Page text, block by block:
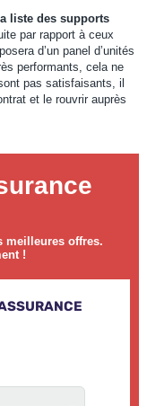
la liste des supports
par rapport à ceux
d’un panel d’unités
performants, cela ne
pas satisfaisants, il
et le rouvrir auprès
meilleures offres.
!